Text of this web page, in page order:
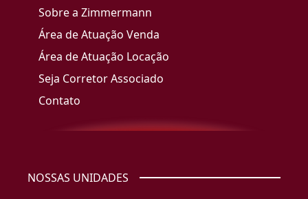
Sobre a Zimmermann
Área de Atuação Venda
Área de Atuação Locação
Seja Corretor Associado
Contato
NOSSAS UNIDADES